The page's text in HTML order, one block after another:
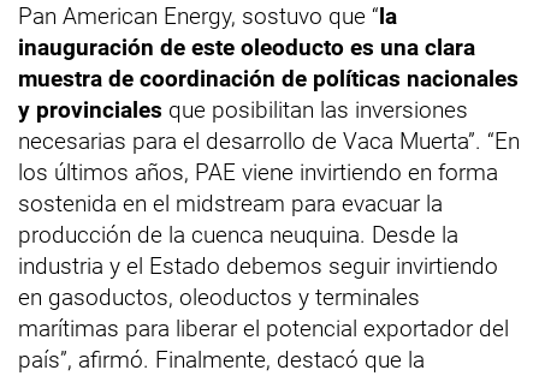
Pan American Energy, sostuvo que “la
inauguración de este oleoducto es una clara
muestra de coordinación de políticas nacionales
y provinciales que posibilitan las inversiones
necesarias para el desarrollo de Vaca Muerta”. “En
los últimos años, PAE viene invirtiendo en forma
sostenida en el midstream para evacuar la
producción de la cuenca neuquina. Desde la
industria y el Estado debemos seguir invirtiendo
en gasoductos, oleoductos y terminales
marítimas para liberar el potencial exportador del
país”, afirmó. Finalmente, destacó que la